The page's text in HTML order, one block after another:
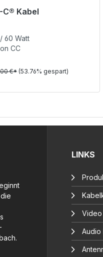
C® Kabel
€
60 Watt
CC
€* (53.76% gespart)
LINKS
Video
Audio